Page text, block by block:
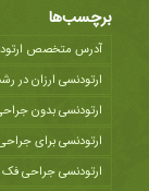
برچسب‌ها
آدرس متخصص
ارتودنسی ارزان در
ارتودنسی بدون
ارتودنسی برای
ارتودنسی جراحی فک